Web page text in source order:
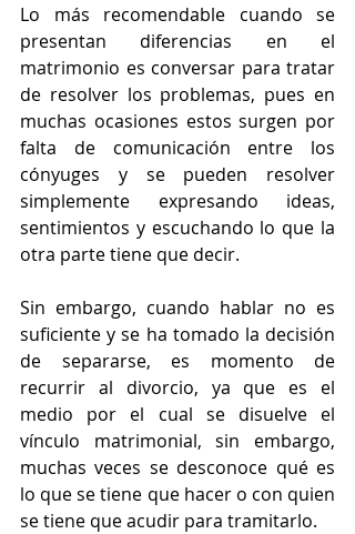
Lo más recomendable cuando se
presentan diferencias en el
matrimonio es conversar para tratar
de resolver los problemas, pues en
muchas ocasiones estos surgen por
falta de comunicación entre los
cónyuges y se pueden resolver
simplemente expresando ideas,
sentimientos y escuchando lo que la
otra parte tiene que decir.
Sin embargo, cuando hablar no es
suficiente y se ha tomado la decisión
de separarse, es momento de
recurrir al divorcio, ya que es el
medio por el cual se disuelve el
vínculo matrimonial, sin embargo,
muchas veces se desconoce qué es
lo que se tiene que hacer o con quien
se tiene que acudir para tramitarlo.